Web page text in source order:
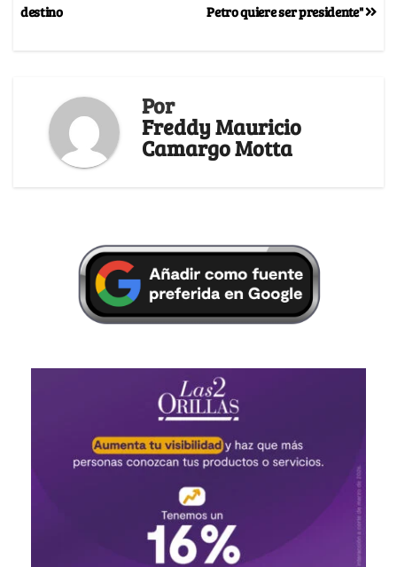
Petro quiere ser presidente"
destino
Por
Freddy Mauricio
Camargo Motta